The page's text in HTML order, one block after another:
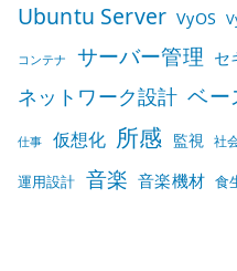
Ubuntu Server VyOS
コンテナ サーバー管理 セ
ネットワーク設計 ベー
仕事 仮想化 所感 監視 社
運用設計 音楽 音楽機材 食